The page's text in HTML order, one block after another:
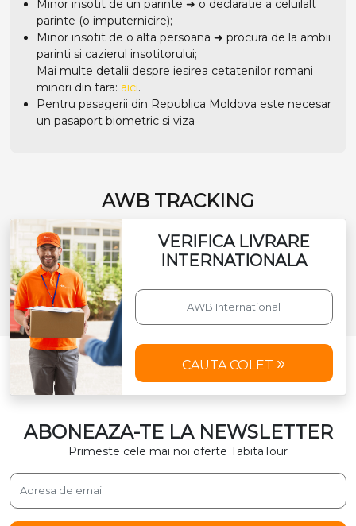
Minor insotit de un parinte ➜ o declaratie a celuilalt
parinte (o imputernicire);
Minor insotit de o alta persoana ➜ procura de la ambii
parinti si cazierul insotitorului;
Mai multe detalii despre iesirea cetatenilor romani
minori din tara: aici.
Pentru pasagerii din Republica Moldova este necesar
un pasaport biometric si viza
AWB TRACKING
VERIFICA LIVRARE
INTERNATIONALA
CAUTA COLET
ABONEAZA-TE LA NEWSLETTER
Primeste cele mai noi oferte TabitaTour